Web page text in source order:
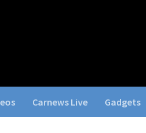
Carnews Live Gadgets